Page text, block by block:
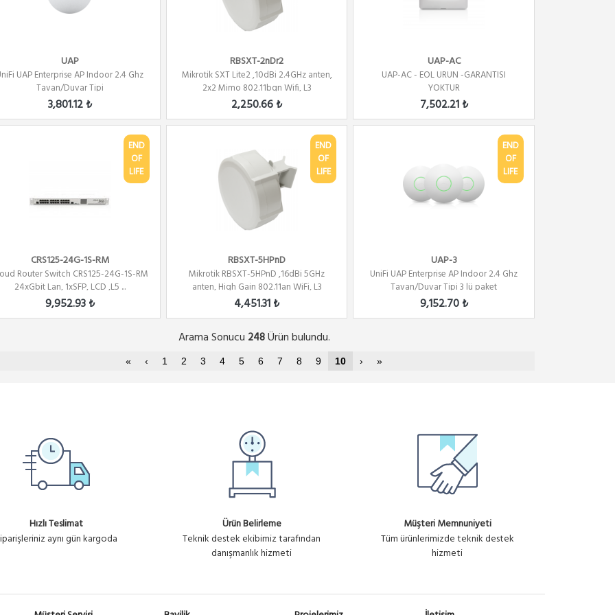
UAP
UAP Enterprise AP Indoor 2.4 Ghz
Tavan/Duvar Tipi
3,801.12 ₺
RBSXT-2nDr2
Mikrotik SXT Lite2 ,10dBi 2.4GHz anten,
2x2 Mimo 802.11bgn Wifi, L3
2,250.66 ₺
UAP-AC
UAP-AC - EOL URUN -GARANTISI
YOKTUR
7,502.21 ₺
END
OF
LIFE
CRS125-24G-1S-RM
Router Switch CRS125-24G-1S-RM
24xGbit Lan, 1xSFP, LCD ,L5 ...
9,952.93 ₺
END
OF
LIFE
RBSXT-5HPnD
Mikrotik RBSXT-5HPnD ,16dBi 5GHz
anten, High Gain 802.11an WiFi, L3
4,451.31 ₺
END
OF
LIFE
UAP-3
UniFi UAP Enterprise AP Indoor 2.4 Ghz
Tavan/Duvar Tipi 3 lü paket
9,152.70 ₺
Arama Sonucu 248Ürün bulundu.
« ‹ 1 2 3 4 5 6 7 8 9 10 › »
Hızlı Teslimat
aynı gün kargoda
Ürün Belirleme
Teknik destek ekibimiz tarafından
danışmanlık hizmeti
Müşteri Memnuniyeti
Tüm ürünlerimizde teknik destek
hizmeti